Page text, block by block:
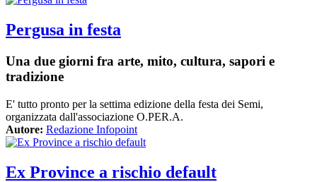
Pergusa in festa
Una due giorni fra arte, mito, cultura, sapori e
tradizione
E' tutto pronto per la settima edizione della festa dei Semi,
organizzata dall'associazione O.PER.A.
Autore: Redazione Infopoint
Ex Province a rischio default